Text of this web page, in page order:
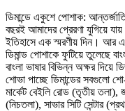
ডিমান্ডে একুশে পোশাক:
বছরই আমাদের প্রেরণা যুগিয়ে
ইতিহাসে এক স্মরণীয় দিন। আর
ডিমান্ড পোশাকে ফুটিয়ে তুলেছে
বাংলা ভাষার বিভিন্ন অক্ষর
শোভা পাচ্ছে ডিমান্ডের সবগুলো
মার্কেট বেইলি রোড (তৃতীয় তলা),
(নিচতলা), সাভার সিটি সেন্টার